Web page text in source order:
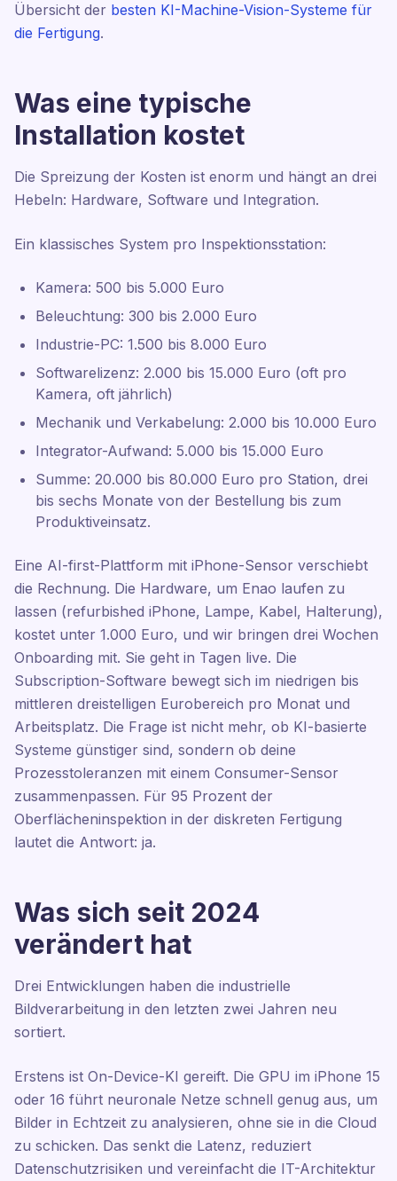
Übersicht der besten KI-Machine-Vision-Systeme für
die Fertigung.
Was eine typische
Installation kostet
Die Spreizung der Kosten ist enorm und hängt an drei
Hebeln: Hardware, Software und Integration.
Ein klassisches System pro Inspektionsstation:
Kamera: 500 bis 5.000 Euro
Beleuchtung: 300 bis 2.000 Euro
Industrie-PC: 1.500 bis 8.000 Euro
Softwarelizenz: 2.000 bis 15.000 Euro (oft pro
Kamera, oft jährlich)
Mechanik und Verkabelung: 2.000 bis 10.000 Euro
Integrator-Aufwand: 5.000 bis 15.000 Euro
Summe: 20.000 bis 80.000 Euro pro Station, drei
bis sechs Monate von der Bestellung bis zum
Produktiveinsatz.
Eine AI-first-Plattform mit iPhone-Sensor verschiebt
die Rechnung. Die Hardware, um Enao laufen zu
lassen (refurbished iPhone, Lampe, Kabel, Halterung),
kostet unter 1.000 Euro, und wir bringen drei Wochen
Onboarding mit. Sie geht in Tagen live. Die
Subscription-Software bewegt sich im niedrigen bis
mittleren dreistelligen Eurobereich pro Monat und
Arbeitsplatz. Die Frage ist nicht mehr, ob KI-basierte
Systeme günstiger sind, sondern ob deine
Prozesstoleranzen mit einem Consumer-Sensor
zusammenpassen. Für 95 Prozent der
Oberflächeninspektion in der diskreten Fertigung
lautet die Antwort: ja.
Was sich seit 2024
verändert hat
Drei Entwicklungen haben die industrielle
Bildverarbeitung in den letzten zwei Jahren neu
sortiert.
Erstens ist On-Device-KI gereift. Die GPU im iPhone 15
oder 16 führt neuronale Netze schnell genug aus, um
Bilder in Echtzeit zu analysieren, ohne sie in die Cloud
zu schicken. Das senkt die Latenz, reduziert
Datenschutzrisiken und vereinfacht die IT-Architektur